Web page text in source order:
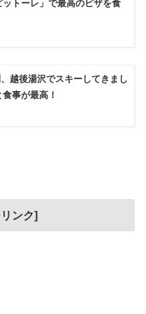
ットーレ」で最高のピザを食
越後湯沢でスキーしてきまし
事が最高！
ンク]